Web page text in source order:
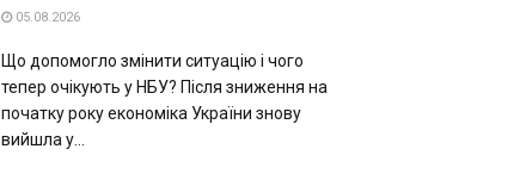
05.08.2026
Що допомогло змінити ситуацію і чого
тепер очікують у НБУ? Після зниження на
початку року економіка України знову
вийшла у...